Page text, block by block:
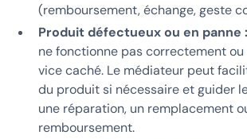
(remboursement, échange, geste
Produit défectueux ou en panne :
ne fonctionne pas correctement
vice caché. Le médiateur peut
du produit si nécessaire et guider
une réparation, un remplacement
remboursement.